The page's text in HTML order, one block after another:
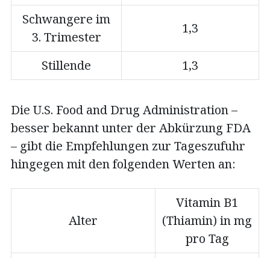
Schwangere im
3. Trimester
1,3
Stillende 1,3
Die U.S. Food and Drug Administration –
besser bekannt unter der Abkürzung FDA
– gibt die Empfehlungen zur Tageszufuhr
hingegen mit den folgenden Werten an:
Alter
Vitamin B1
(Thiamin) in mg
pro Tag